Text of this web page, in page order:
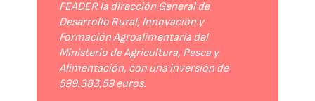
FEADER la dirección General de
Desarrollo Rural, Innovación y
Formación Agroalimentaria del
Ministerio de Agricultura, Pesca y
Alimentación, con una inversión de
599.383,59 euros.